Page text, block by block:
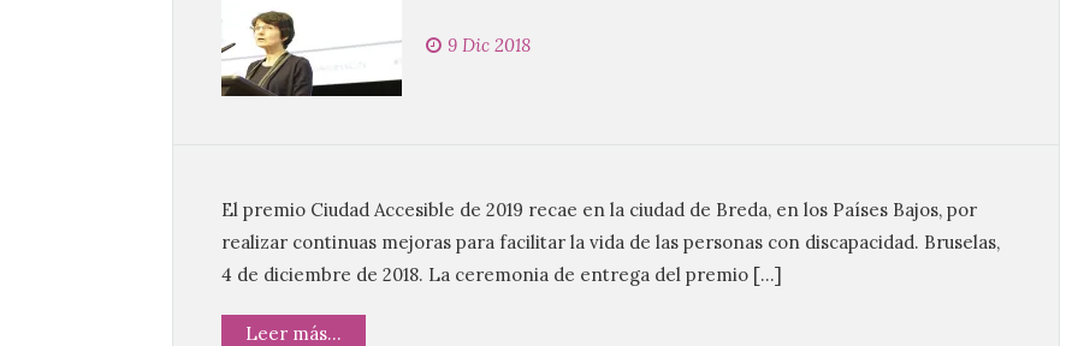
9 Dic 2018
El premio Ciudad Accesible de 2019 recae en la ciudad de Breda, en los Países Bajos, por
realizar continuas mejoras para facilitar la vida de las personas con discapacidad. Bruselas,
4 de diciembre de 2018. La ceremonia de entrega del premio […]
Leer más...